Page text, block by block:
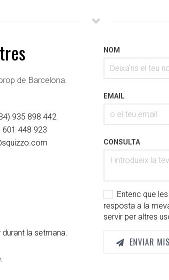
de Barcelona.
935 898 442
601 448 923
la setmana.
NOM
EMAIL
CONSULTA
Entenc que
resposta a la
servir per altres
ENVIAR